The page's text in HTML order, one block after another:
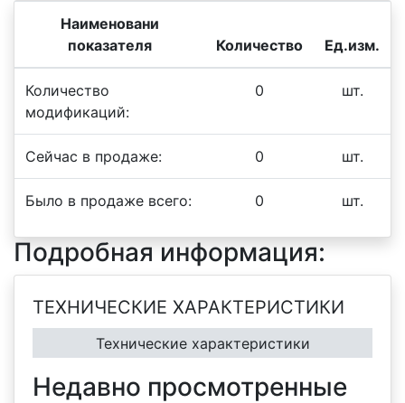
Наименовани
показателя
Количество Ед.изм.
Количество
модификаций:
0 шт.
Сейчас в продаже: 0 шт.
Было в продаже всего: 0 шт.
Подробная информация:
ТЕХНИЧЕСКИЕ ХАРАКТЕРИСТИКИ
Технические характеристики
Недавно просмотренные